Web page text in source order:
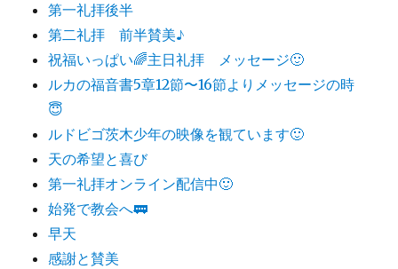
第一礼拝後半
第二礼拝 前半賛美♪
祝福いっぱい🌈主日礼拝 メッセージ🙂
ルカの福音書5章12節〜16節よりメッセージの時
😇
ルドビゴ茨木少年の映像を観ています🙂
天の希望と喜び
第一礼拝オンライン配信中🙂
始発で教会へ🚃
早天
感謝と賛美